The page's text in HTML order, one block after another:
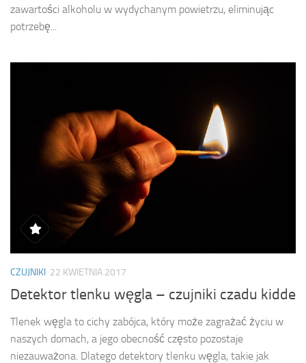
zawartości alkoholu w wydychanym powietrzu, eliminując
potrzebę...
CZUJNIKI 22 KWIETNIA 2017
Detektor tlenku węgla – czujniki czadu kidde
Tlenek węgla to cichy zabójca, który może zagrażać życiu w
naszych domach, a jego obecność często pozostaje
niezauważona. Dlatego detektory tlenku węgla, takie jak